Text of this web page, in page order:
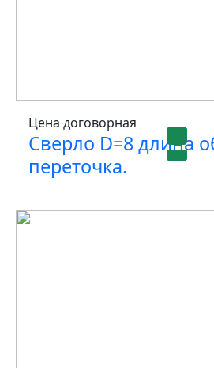
Цена договорная
Сверло D=8 длина
переточка.